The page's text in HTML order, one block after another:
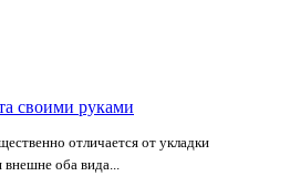
своими руками
отличается от укладки
внешне оба вида...